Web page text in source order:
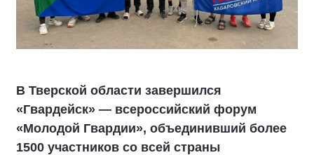
В Тверской области завершился
«Гвардейск» — всероссийский форум
«Молодой Гвардии», объединивший более
1500 участников со всей страны